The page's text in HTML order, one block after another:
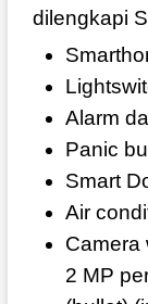
dilengkapi
Alarm
Panic
Smart
Air
Camera
2 MP